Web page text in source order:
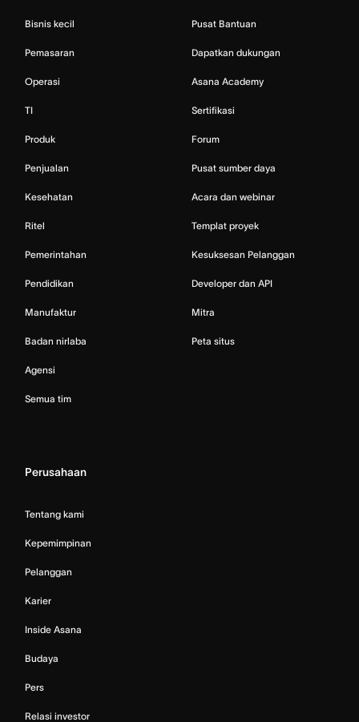
Bisnis kecil
Pemasaran
Operasi
TI
Produk
Penjualan
Kesehatan
Ritel
Pemerintahan
Pendidikan
Manufaktur
Badan nirlaba
Agensi
Semua tim
Pusat Bantuan
Dapatkan dukungan
Asana Academy
Sertifikasi
Forum
Pusat sumber daya
Acara dan webinar
Templat proyek
Kesuksesan Pelanggan
Developer dan API
Mitra
Peta situs
Perusahaan
Tentang kami
Kepemimpinan
Pelanggan
Karier
Inside Asana
Budaya
Pers
Relasi investor